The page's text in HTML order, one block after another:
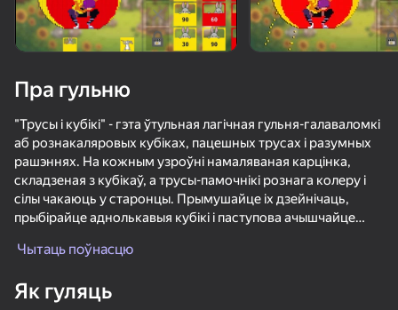
Пиксельный поток
Пра гульню
"Трусы і кубікі" - гэта ўтульная лагічная гульня-галаваломкі
аб рознакаляровых кубіках, пацешных трусах і разумных
рашэннях. На кожным узроўні намаляваная карцінка,
складзеная з кубікаў, а трусы-памочнікі рознага колеру і
сілы чакаюць у старонцы. Прымушайце іх дзейнічаць,
прыбірайце аднолькавыя кубікі і паступова ачышчайце
атакаваць толькі даступныя кубы свайго колеру, іх
Чытаць поўнасцю
Як гуляць